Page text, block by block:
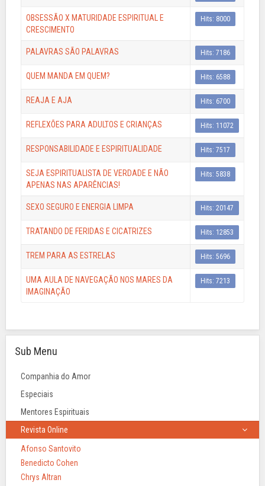
OBSESSÃO X MATURIDADE ESPIRITUAL E
CRESCIMENTO
Hits: 8000
PALAVRAS SÃO PALAVRAS Hits: 7186
QUEM MANDA EM QUEM? Hits: 6588
REAJA E AJA Hits: 6700
REFLEXÕES PARA ADULTOS E CRIANÇAS Hits: 11072
RESPONSABILIDADE E ESPIRITUALIDADE Hits: 7517
SEJA ESPIRITUALISTA DE VERDADE E NÃO
APENAS NAS APARÊNCIAS!
Hits: 5838
SEXO SEGURO E ENERGIA LIMPA Hits: 20147
TRATANDO DE FERIDAS E CICATRIZES Hits: 12853
TREM PARA AS ESTRELAS Hits: 5696
UMA AULA DE NAVEGAÇÃO NOS MARES DA
IMAGINAÇÃO
Hits: 7213
Sub Menu
Companhia do Amor
Especiais
Mentores Espirituais
Revista Online
Afonso Santovito
Benedicto Cohen
Chrys Altran